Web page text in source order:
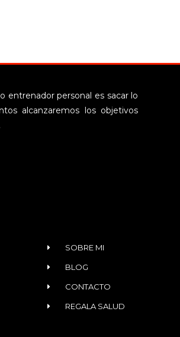
entrenador personal es sacar lo
alcanzaremos los objetivos
SOBRE MI
BLOG
CONTACTO
REGALA SALUD